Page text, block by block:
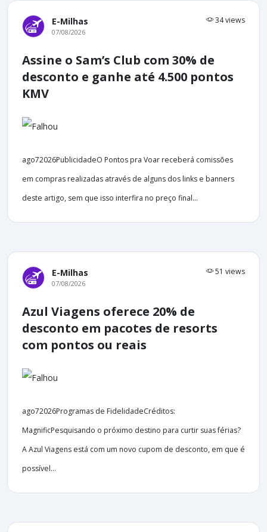
E-Milhas 34 views
07/08/2026
Assine o Sam’s Club com 30% de
desconto e ganhe até 4.500 pontos
KMV
ago72026PublicidadeO Pontos pra Voar receberá comissões
em compras realizadas através de alguns dos links e banners
deste artigo, sem que isso interfira no preço final...
E-Milhas 51 views
07/08/2026
Azul Viagens oferece 20% de
desconto em pacotes de resorts
com pontos ou reais
ago72026Programas de FidelidadeCréditos:
MagnificPesquisando o próximo destino para curtir suas férias?
A Azul Viagens está com um novo cupom de desconto, em que é
possível...